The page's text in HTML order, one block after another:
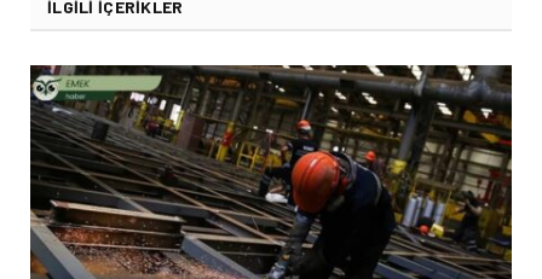
İLGILI İÇERIKLER